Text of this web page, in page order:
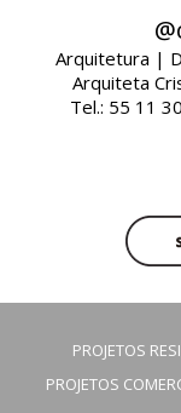
Arquitetura |
Arquiteta
Tel.: 55 11
PROJETOS
PROJETOS